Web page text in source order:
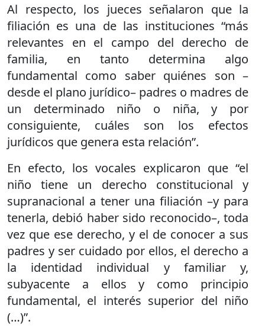
Al respecto, los jueces señalaron que la
filiación es una de las instituciones “más
relevantes en el campo del derecho de
familia, en tanto determina algo
fundamental como saber quiénes son –
desde el plano jurídico– padres o madres de
un determinado niño o niña, y por
consiguiente, cuáles son los efectos
jurídicos que genera esta relación”.
En efecto, los vocales explicaron que “el
niño tiene un derecho constitucional y
supranacional a tener una filiación –y para
tenerla, debió haber sido reconocido–, toda
vez que ese derecho, y el de conocer a sus
padres y ser cuidado por ellos, el derecho a
la identidad individual y familiar y,
subyacente a ellos y como principio
fundamental, el interés superior del niño
(…)”.